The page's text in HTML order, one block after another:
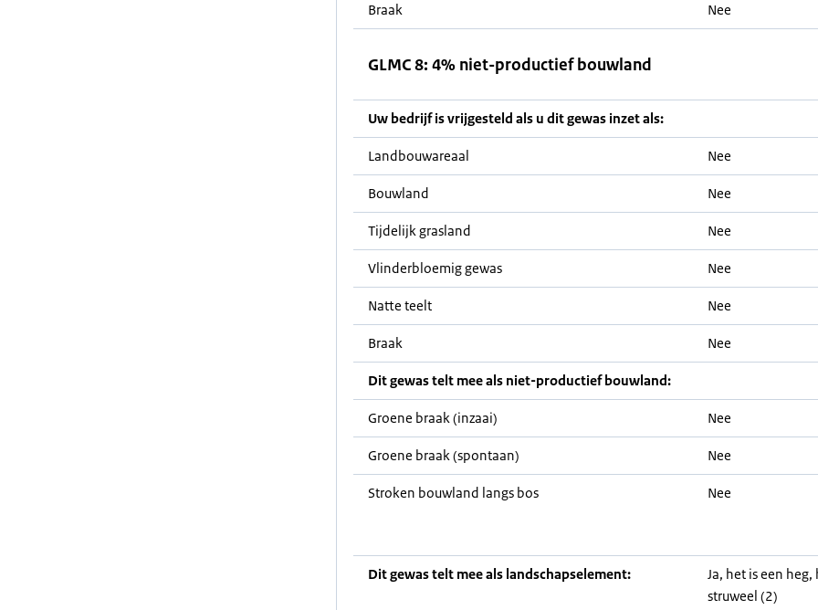
Braak Nee
GLMC 8: 4% niet-productief bouwland
Uw bedrijf is vrijgesteld als u dit gewas inzet als:
Landbouwareaal Nee
Bouwland Nee
Tijdelijk grasland Nee
Vlinderbloemig gewas Nee
Natte teelt Nee
Braak Nee
Dit gewas telt mee als niet-productief bouwland:
Groene braak (inzaai) Nee
Groene braak (spontaan) Nee
Stroken bouwland langs bos Nee
Dit gewas telt mee als landschapselement:
Ja, het is een heg,
struweel (2)